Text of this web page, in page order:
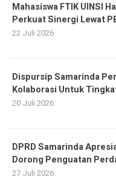
Mahasiswa FTIK UINSI
Perkuat Sinergi Lewat
22 Juli 2026
Dispursip Samarinda
Kolaborasi Untuk
20 Juli 2026
DPRD Samarinda
Dorong Penguatan
27 Juli 2026